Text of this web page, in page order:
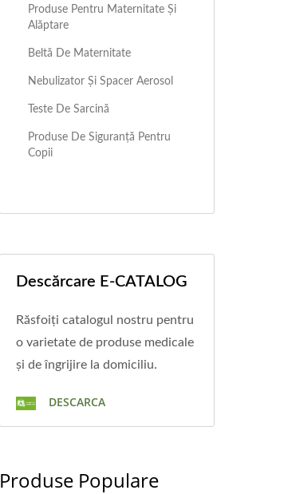
Produse Pentru Maternitate Și
Alăptare
Beltă De Maternitate
Nebulizator Și Spacer Aerosol
Teste De Sarcină
Produse De Siguranță Pentru
Copii
Descărcare E-CATALOG
Răsfoiți catalogul nostru pentru
o varietate de produse medicale
și de îngrijire la domiciliu.
DESCARCA
Produse Populare